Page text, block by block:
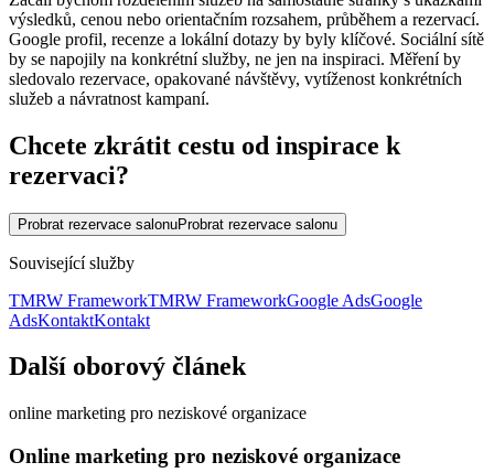
výsledků, cenou nebo orientačním rozsahem, průběhem a rezervací.
Google profil, recenze a lokální dotazy by byly klíčové. Sociální sítě
by se napojily na konkrétní služby, ne jen na inspiraci. Měření by
sledovalo rezervace, opakované návštěvy, vytíženost konkrétních
služeb a návratnost kampaní.
Chcete zkrátit cestu od inspirace k
rezervaci?
Probrat rezervace salonuProbrat rezervace salonu
Související služby
TMRW FrameworkTMRW FrameworkGoogle AdsGoogle
AdsKontaktKontakt
Další oborový článek
online marketing pro neziskové organizace
Online marketing pro neziskové organizace